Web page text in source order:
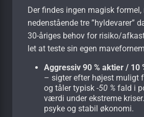
Der findes ingen magisk formel,
nedenstående tre ”hyldevarer”
30-åriges behov for risiko/
let at teste sin egen
Aggressiv 90 % aktier / 10
– sigter efter højest muligt
og tåler typisk -50 % fald i
værdi under ekstreme
psyke og stabil økonomi.